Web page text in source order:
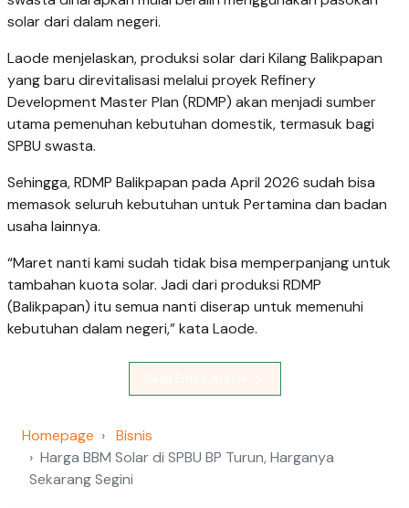
solar dari dalam negeri.
Laode menjelaskan, produksi solar dari Kilang Balikpapan
yang baru direvitalisasi melalui proyek Refinery
Development Master Plan (RDMP) akan menjadi sumber
utama pemenuhan kebutuhan domestik, termasuk bagi
SPBU swasta.
Sehingga, RDMP Balikpapan pada April 2026 sudah bisa
memasok seluruh kebutuhan untuk Pertamina dan badan
usaha lainnya.
“Maret nanti kami sudah tidak bisa memperpanjang untuk
tambahan kuota solar. Jadi dari produksi RDMP
(Balikpapan) itu semua nanti diserap untuk memenuhi
kebutuhan dalam negeri,” kata Laode.
Homepage
Bisnis
Harga BBM Solar di SPBU BP Turun, Harganya
Sekarang Segini